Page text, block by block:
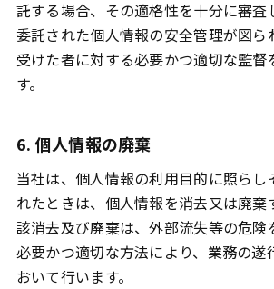
託する場合、その適格性を十分に審査
委託された個人情報の安全管理が図ら
受けた者に対する必要かつ適切な監督
す。
6. 個人情報の廃棄
当社は、個人情報の利用目的に照らし
れたときは、個人情報を消去又は廃棄
該消去及び廃棄は、外部流失等の危険
必要かつ適切な方法により、業務の遂
おいて行います。